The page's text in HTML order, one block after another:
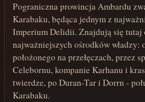
Pograniczna prowincja Ambardu
Karabaku, będąca jednym z
Imperium Delidii. Znajdują się tutaj
najważniejszych ośrodków władzy:
położonego na przełęczach, przez
Celebornu, kompanie Karhanu i
twierdze, po Duran-Tar i Dorrn -
Karabaku.